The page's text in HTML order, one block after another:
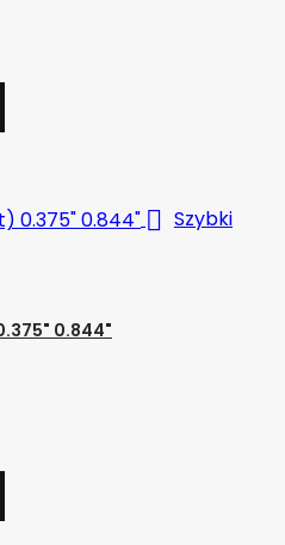
 Szybki
0.844"